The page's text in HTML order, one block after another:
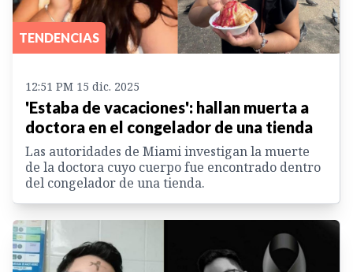
TENDENCIAS
12:51 PM 15 dic. 2025
'Estaba de vacaciones': hallan muerta a
doctora en el congelador de una tienda
Las autoridades de Miami investigan la muerte
de la doctora cuyo cuerpo fue encontrado dentro
del congelador de una tienda.